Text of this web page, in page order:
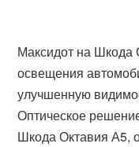
Максидот на Шкода
освещения
улучшенную
Оптическое
Шкода Октавия А5,